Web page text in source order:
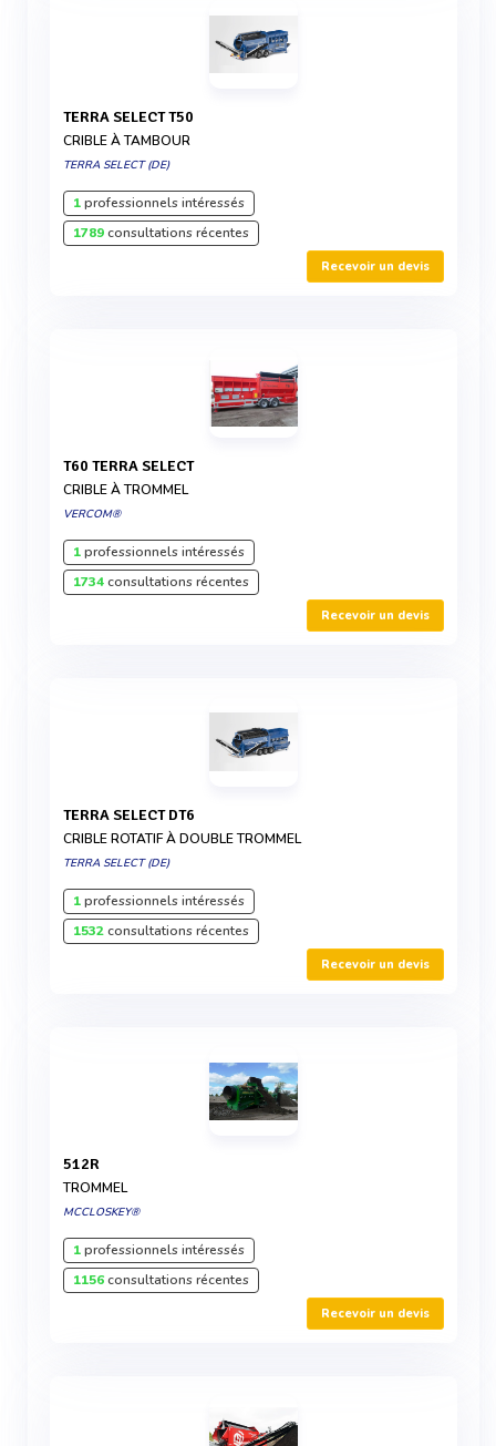
TERRA SELECT T50
CRIBLE À TAMBOUR
TERRA SELECT (DE)
1professionnels intéressés
1789consultations récentes
Recevoir un devis
T60 TERRA SELECT
CRIBLE À TROMMEL
VERCOM®
1professionnels intéressés
1734consultations récentes
Recevoir un devis
TERRA SELECT DT6
CRIBLE ROTATIF À DOUBLE TROMMEL
TERRA SELECT (DE)
1professionnels intéressés
1532consultations récentes
Recevoir un devis
512R
TROMMEL
MCCLOSKEY®
1professionnels intéressés
1156consultations récentes
Recevoir un devis